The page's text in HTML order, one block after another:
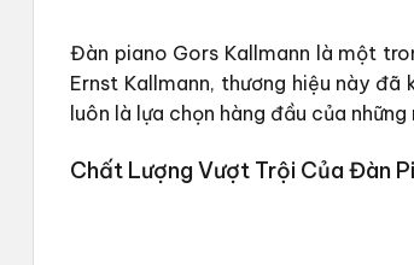
Đàn piano Gors Kallmann là một
Ernst Kallmann, thương hiệu này
luôn là lựa chọn hàng đầu của
Chất Lượng Vượt Trội Của Đàn